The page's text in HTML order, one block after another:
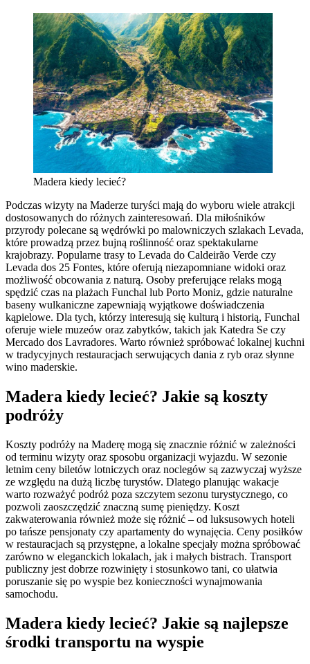
Madera kiedy lecieć?
Podczas wizyty na Maderze turyści mają do wyboru wiele atrakcji
dostosowanych do różnych zainteresowań. Dla miłośników
przyrody polecane są wędrówki po malowniczych szlakach Levada,
które prowadzą przez bujną roślinność oraz spektakularne
krajobrazy. Popularne trasy to Levada do Caldeirão Verde czy
Levada dos 25 Fontes, które oferują niezapomniane widoki oraz
możliwość obcowania z naturą. Osoby preferujące relaks mogą
spędzić czas na plażach Funchal lub Porto Moniz, gdzie naturalne
baseny wulkaniczne zapewniają wyjątkowe doświadczenia
kąpielowe. Dla tych, którzy interesują się kulturą i historią, Funchal
oferuje wiele muzeów oraz zabytków, takich jak Katedra Se czy
Mercado dos Lavradores. Warto również spróbować lokalnej kuchni
w tradycyjnych restauracjach serwujących dania z ryb oraz słynne
wino maderskie.
Madera kiedy lecieć? Jakie są koszty
podróży
Koszty podróży na Maderę mogą się znacznie różnić w zależności
od terminu wizyty oraz sposobu organizacji wyjazdu. W sezonie
letnim ceny biletów lotniczych oraz noclegów są zazwyczaj wyższe
ze względu na dużą liczbę turystów. Dlatego planując wakacje
warto rozważyć podróż poza szczytem sezonu turystycznego, co
pozwoli zaoszczędzić znaczną sumę pieniędzy. Koszt
zakwaterowania również może się różnić – od luksusowych hoteli
po tańsze pensjonaty czy apartamenty do wynajęcia. Ceny posiłków
w restauracjach są przystępne, a lokalne specjały można spróbować
zarówno w eleganckich lokalach, jak i małych bistrach. Transport
publiczny jest dobrze rozwinięty i stosunkowo tani, co ułatwia
poruszanie się po wyspie bez konieczności wynajmowania
samochodu.
Madera kiedy lecieć? Jakie są najlepsze
środki transportu na wyspie